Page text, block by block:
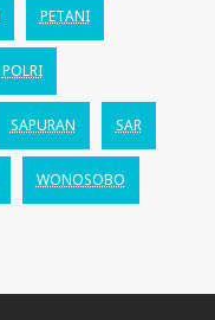
PETANI
POLRI
SAPURAN SAR
WONOSOBO